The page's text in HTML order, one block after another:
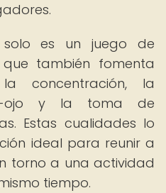
es un juego de
que también fomenta
concentración, la
ojo y la toma de
Estas cualidades lo
ideal para reunir a
torno a una actividad
tiempo.